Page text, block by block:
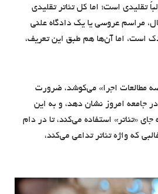
تقلیدی است؛ اما کل تئاتر تقلیدی
مراسم عروسی یا یک دادگاه علنی
است، اما آن‌ها هم طبق این تعریف،
مطالعات اجرا» می‌کوشد، ضرورت
جامعه امروز نشان دهد، و به این
جای «تئاتر» استفاده می‌کند، تا در دام
که واژه تئاتر تداعی می‌کند،